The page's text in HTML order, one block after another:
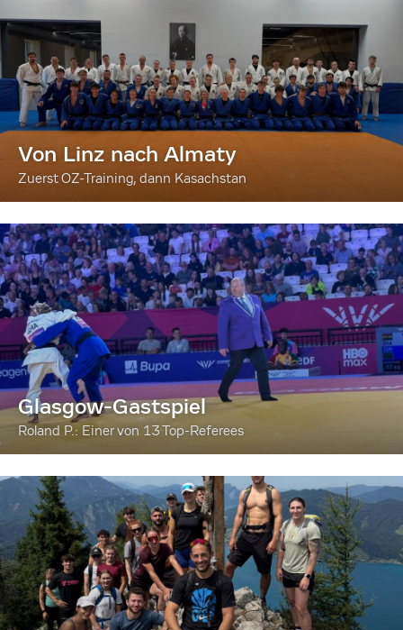
Von Linz nach Almaty
Zuerst OZ-Training, dann Kasachstan
Glasgow-Gastspiel
Roland P.: Einer von 13 Top-Referees